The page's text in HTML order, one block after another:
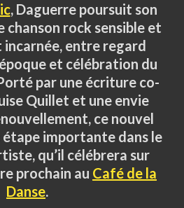
, Daguerre poursuit son
chanson rock sensible et
entre regard
et célébration du
par une écriture co-
Quillet et une envie
ce nouvel
étape importante dans le
qu’il célébrera sur
prochain au Café de la
Danse.